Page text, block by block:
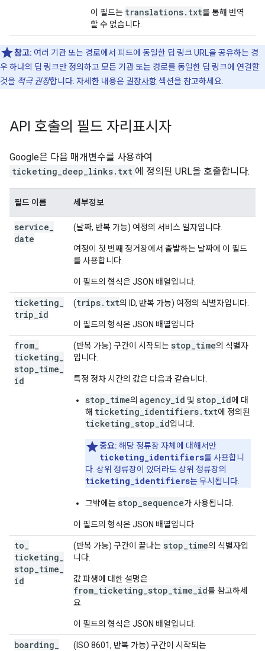
이 필드는 translations.txt를 통해 번역
할 수 없습니다.
참고: 여러 기관 또는 경로에서 피드에 동일한 딥 링크 URL을 공유하는 경
우 하나의 딥 링크만 정의하고 모든 기관 또는 경로를 동일한 딥 링크에 연결할
것을 적극 권장합니다. 자세한 내용은 권장사항 섹션을 참고하세요.
API 호출의 필드 자리표시자
Google은 다음 매개변수를 사용하여
ticketing_deep_links.txt 에 정의된 URL을 호출합니다.
필드 이름 세부정보
service
date
(날짜, 반복 가능) 여정의 서비스 일자입니다.
여정이 첫 번째 정거장에서 출발하는 날짜에 이 필드
를 사용합니다.
이 필드의 형식은 JSON 배열입니다.
ticketing
trip id
(trips.txt의 ID, 반복 가능) 여정의 식별자입니다.
이 필드의 형식은 JSON 배열입니다.
from
ticketing
stop time
id
(반복 가능) 구간이 시작되는 stop_time의 식별자
입니다.
특정 정차 시간의 값은 다음과 같습니다.
stop_time의 agency_id 및 stop_id에 대
해 ticketing_identifiers.txt에 정의된
ticketing_stop_id입니다.
중요: 해당 정류장 자체에 대해서만
ticketing_identifiers를 사용합니
다. 상위 정류장이 있더라도 상위 정류장의
ticketing_identifiers는 무시됩니다.
그밖에는 stop_sequence가 사용됩니다.
이 필드의 형식은 JSON 배열입니다.
to
ticketing
stop time
id
(반복 가능) 구간이 끝나는 stop_time의 식별자입
니다.
값 파생에 대한 설명은
from_ticketing_stop_time_id를 참고하세
요.
이 필드의 형식은 JSON 배열입니다.
boarding (ISO 8601, 반복 가능) 구간이 시작되는